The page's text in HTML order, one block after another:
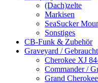
(Dach)zelte
Markisen
SeaSucker
Sonstiges
CB-Funk & Zubehör
Graveyard /
Cherokee XJ
Commander /
Grand